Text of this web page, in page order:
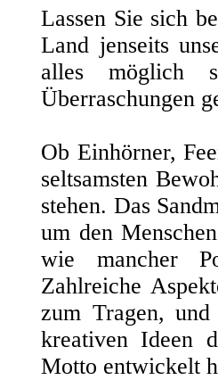
Lassen Sie sich
Land jenseits
alles möglich
Überraschungen
Ob Einhörner,
seltsamsten
stehen. Das
um den
wie mancher
Zahlreiche
zum Tragen,
kreativen Ideen
Motto entwickelt